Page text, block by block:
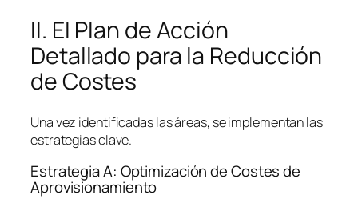
II. El Plan de Acción
Detallado para la Reducción
de Costes
Una vez identificadas las áreas, se implementan las
estrategias clave.
Estrategia A: Optimización de Costes de
Aprovisionamiento